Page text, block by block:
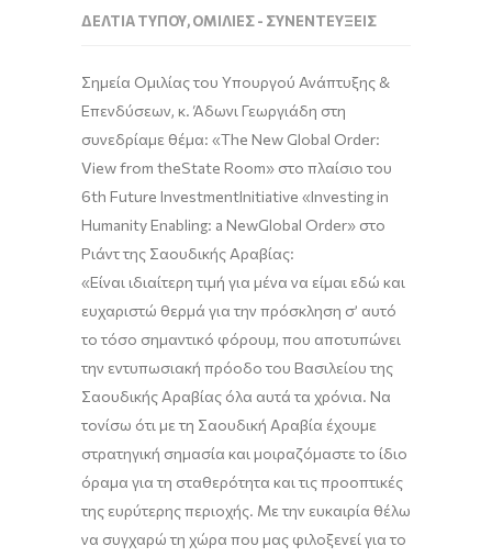
ΔΕΛΤΊΑ ΤΎΠΟΥ,ΟΜΙΛΊΕΣ - ΣΥΝΕΝΤΕΎΞΕΙΣ
Σημεία Ομιλίαςτου Υπουργού Ανάπτυξης &
Επενδύσεων, κ. Άδωνι Γεωργιάδη στη
συνεδρίαμε θέμα: «The New Global Order:
Viewfrom theState Room» στο πλαίσιο του
6th Future InvestmentInitiative «Investingin
HumanityEnabling: a NewGlobal Order» στο
Ριάνττης Σαουδικής Αραβίας:
«Είναι ιδιαίτερη τιμή για μένα να είμαι εδώ και
ευχαριστώ θερμά για την πρόσκληση σ’ αυτό
το τόσο σημαντικό φόρουμ, που αποτυπώνει
την εντυπωσιακή πρόοδο του Βασιλείου της
Σαουδικής Αραβίας όλα αυτά τα χρόνια. Να
τονίσω ότι με τη Σαουδική Αραβία έχουμε
στρατηγική σημασία και μοιραζόμαστε το ίδιο
όραμα για τη σταθερότητα και τις προοπτικές
της ευρύτερης περιοχής. Με την ευκαιρία θέλω
να συγχαρώ τη χώρα που μας φιλοξενεί για το